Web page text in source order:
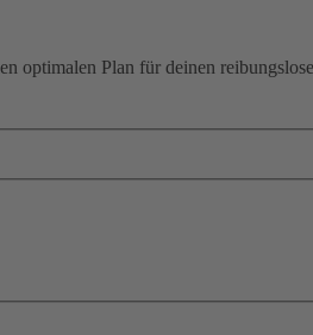
optimalen Plan für deinen